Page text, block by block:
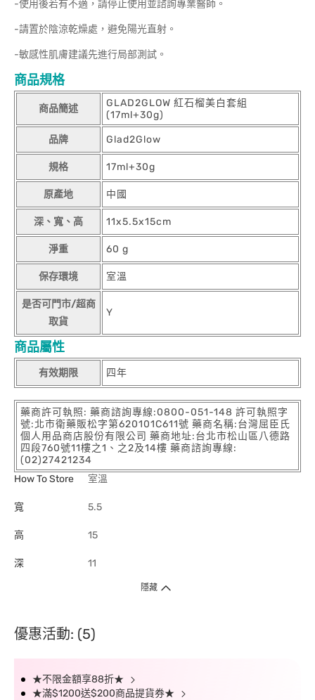
-使用後若有不適，請停止使用並諮詢專業醫師。
-請置於陰涼乾燥處，避免陽光直射。
-敏感性肌膚建議先進行局部測試。
商品規格
商品簡述
GLAD2GLOW 紅石榴美白套組
(17ml+30g)
品牌 Glad2Glow
規格 17ml+30g
原產地 中國
深、寬、高 11x5.5x15cm
淨重 60 g
保存環境 室溫
是否可門市/超商
取貨
Y
商品屬性
有效期限 四年
藥商許可執照: 藥商諮詢專線:0800-051-148 許可執照字
號:北市衛藥販松字第620101C611號 藥商名稱:台灣屈臣氏
個人用品商店股份有限公司 藥商地址:台北市松山區八德路
四段760號11樓之1、之2及14樓 藥商諮詢專線:
(02)27421234
How To Store
室溫
寬 5.5
高 15
深 11
隱藏
優惠活動: (5)
★不限金額享88折★
★滿$1200送$200商品提貨券★